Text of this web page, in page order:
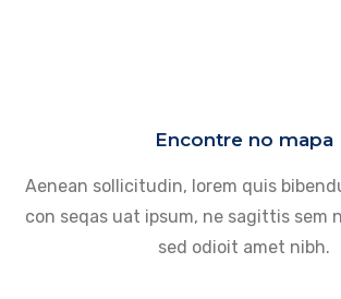
Encontre no mapa
Aenean sollicitudin, lorem quis
con seqas uat ipsum, ne sagittis sem
sed odioit amet nibh.